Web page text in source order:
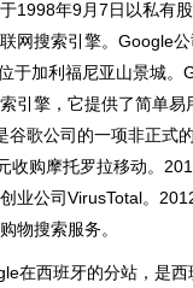
1998年9月7日以私有
网搜索引擎。Google
于加利福尼亚山景城。
引擎，它提供了简单易
谷歌公司的一项非正式
收购摩托罗拉移动。
业公司VirusTotal。
物搜索服务。
在西班牙的分站，是西